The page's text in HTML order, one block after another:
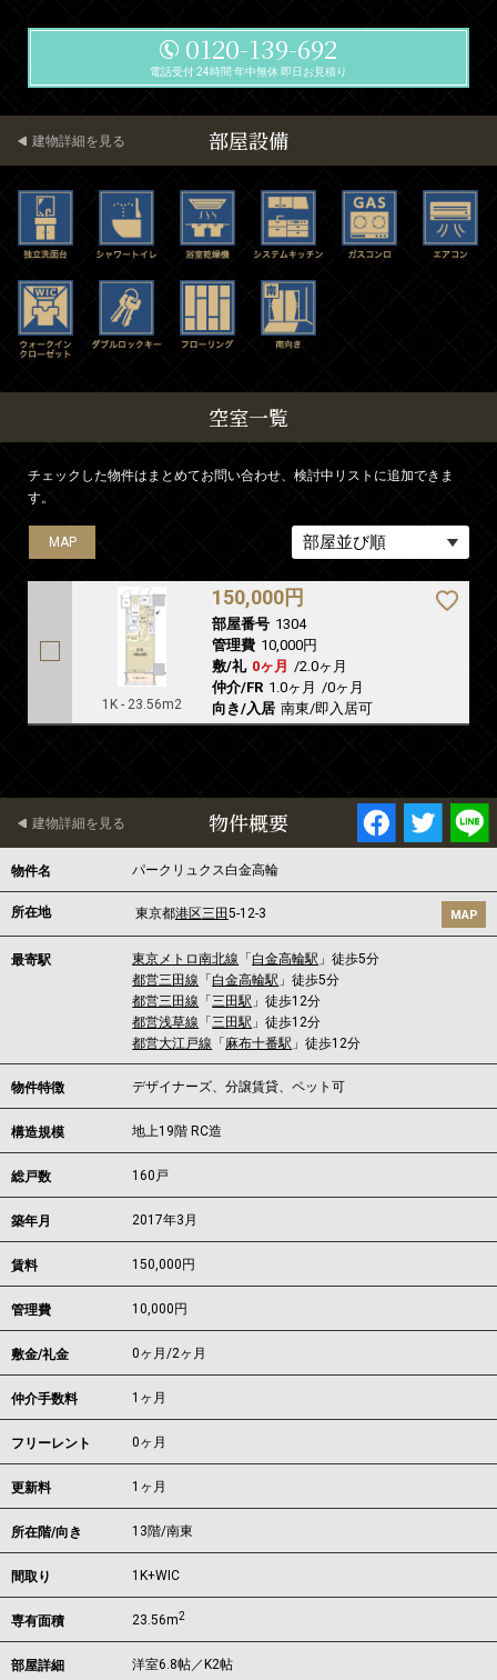
0120-139-692
電話受付 24時間 年中無休 即日お見積り
部屋設備
建物詳細を見る
空室一覧
チェックした物件はまとめてお問い合わせ、検討中リストに追加できま
す。
MAP
1K - 23.56m2
150,000円
部屋番号 1304
管理費 10,000円
敷/礼 0ヶ月 /2.0ヶ月
仲介/FR 1.0ヶ月 /0ヶ月
向き/入居 南東/即入居可
物件概要
建物詳細を見る
物件名 パークリュクス白金高輪
所在地 東京都港区三田5-12-3 MAP
最寄駅 東京メトロ南北線 「 白金高輪駅 」徒歩5分
都営三田線 「 白金高輪駅 」徒歩5分
都営三田線 「三田駅 」徒歩12分
都営浅草線 「三田駅 」徒歩12分
都営大江戸線 「 麻布十番駅 」徒歩12分
物件特徴 デザイナーズ、分譲賃貸、ペット可
構造規模 地上19階 RC造
総戸数 160戸
築年月 2017年3月
賃料 150,000 円
管理費 10,000円
敷金/礼金 0ヶ月/2ヶ月
仲介手数料 1ヶ月
フリーレント 0ヶ月
更新料 1ヶ月
所在階/向き 13階/南東
間取り 1K+WIC
専有面積 23.56m2
部屋詳細 洋室6.8帖／K2帖